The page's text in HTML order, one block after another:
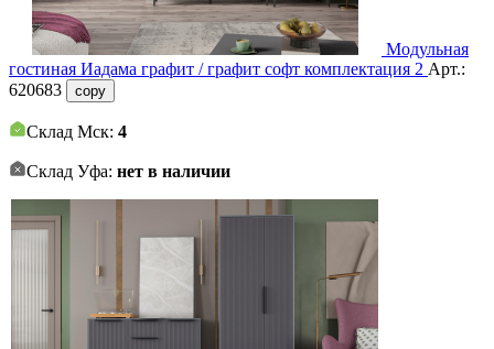
Модульная
гостиная Иадама графит / графит софт комплектация 2 Арт.:
620683
copy
Склад Мск: 4
Склад Уфа: нет в наличии